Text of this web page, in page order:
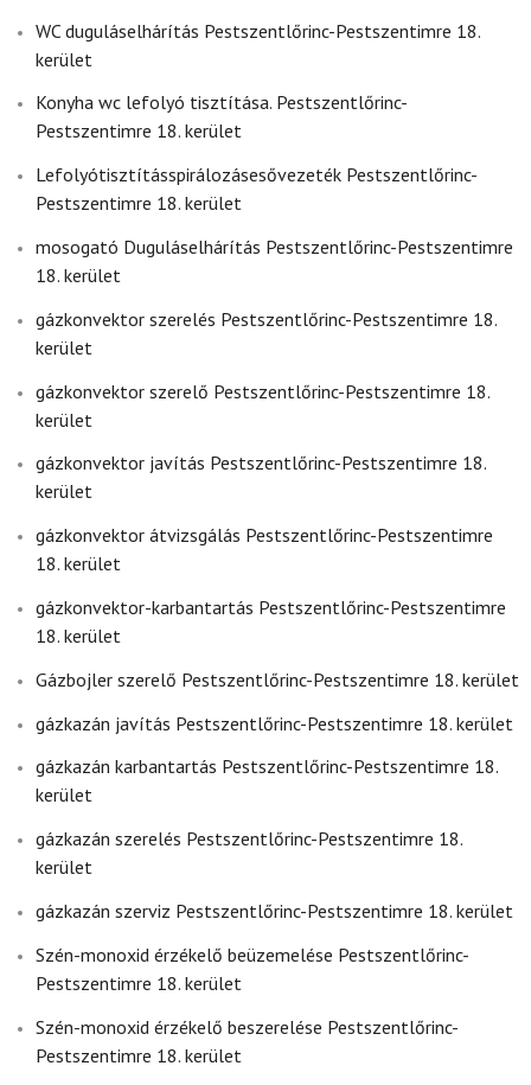
WC duguláselhárítás Pestszentlőrinc-Pestszentimre 18.
kerület
Konyha wc lefolyó tisztítása. Pestszentlőrinc-
Pestszentimre 18. kerület
Lefolyótisztításspirálozásesővezeték Pestszentlőrinc-
Pestszentimre 18. kerület
mosogató Duguláselhárítás Pestszentlőrinc-Pestszentimre
18. kerület
gázkonvektor szerelés Pestszentlőrinc-Pestszentimre 18.
kerület
gázkonvektor szerelő Pestszentlőrinc-Pestszentimre 18.
kerület
gázkonvektor javítás Pestszentlőrinc-Pestszentimre 18.
kerület
gázkonvektor átvizsgálás Pestszentlőrinc-Pestszentimre
18. kerület
gázkonvektor-karbantartás Pestszentlőrinc-Pestszentimre
18. kerület
Gázbojler szerelő Pestszentlőrinc-Pestszentimre 18. kerület
gázkazán javítás Pestszentlőrinc-Pestszentimre 18. kerület
gázkazán karbantartás Pestszentlőrinc-Pestszentimre 18.
kerület
gázkazán szerelés Pestszentlőrinc-Pestszentimre 18.
kerület
gázkazán szerviz Pestszentlőrinc-Pestszentimre 18. kerület
Szén-monoxid érzékelő beüzemelése Pestszentlőrinc-
Pestszentimre 18. kerület
Szén-monoxid érzékelő beszerelése Pestszentlőrinc-
Pestszentimre 18. kerület